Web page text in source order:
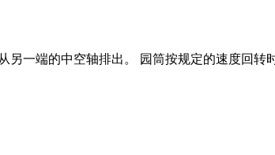
一端的中空轴排出。 园筒按规定的速度回转